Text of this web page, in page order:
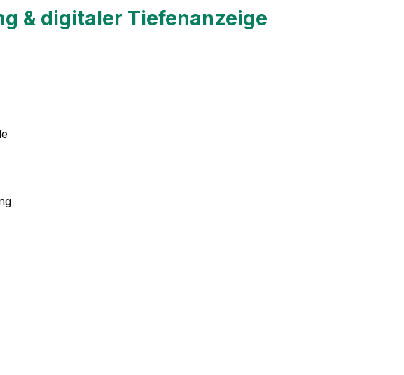
& digitaler Tiefenanzeige